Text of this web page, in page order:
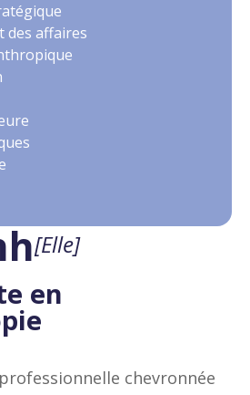
des affaires
[Elle]
en
chevronnée